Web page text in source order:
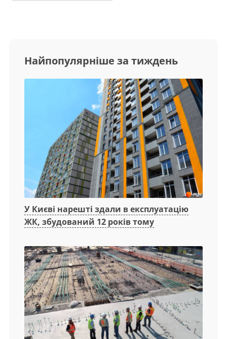
Найпопулярніше за тиждень
У Києві нарешті здали в експлуатацію
ЖК, збудований 12 років тому